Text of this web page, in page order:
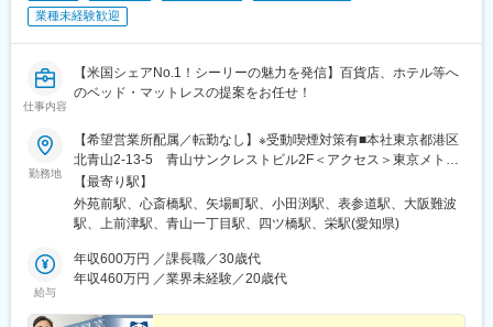
業種未経験歓迎
仕事内容
【米国シェアNo.1！シーリーの魅力を発信】百貨店、ホテル等へ
のベッド・マットレスの提案をお任せ！
勤務地
【希望営業所配属／転勤なし】※受動喫煙対策有■本社東京都港区
北青山2-13-5 青山サンクレストビル2F＜アクセス＞東京メトロ
銀座線「外苑前駅」より徒歩2分■関西営業所大阪府大阪市中央区
心斎橋筋2-17-18 プライムスクエア心斎橋5F＜アクセス＞大阪
メトロ御堂筋線「心斎橋駅」より徒歩4分■名古屋営業所愛知県名
町駅」より徒歩3分■東海営業所愛知県豊川市伊奈町佐脇原415＜
アクセス＞名鉄名古屋本線「小田渕駅」より徒歩13分※その他、
直行直帰スタイルで営業を行っております。
【最寄り駅】
外苑前駅、心斎橋駅、矢場町駅、小田渕駅、表参道駅、大阪難波
駅、上前津駅、青山一丁目駅、四ツ橋駅、栄駅(愛知県)
給与
年収600万円 ／課長職／30歳代
年収460万円 ／業界未経験／20歳代